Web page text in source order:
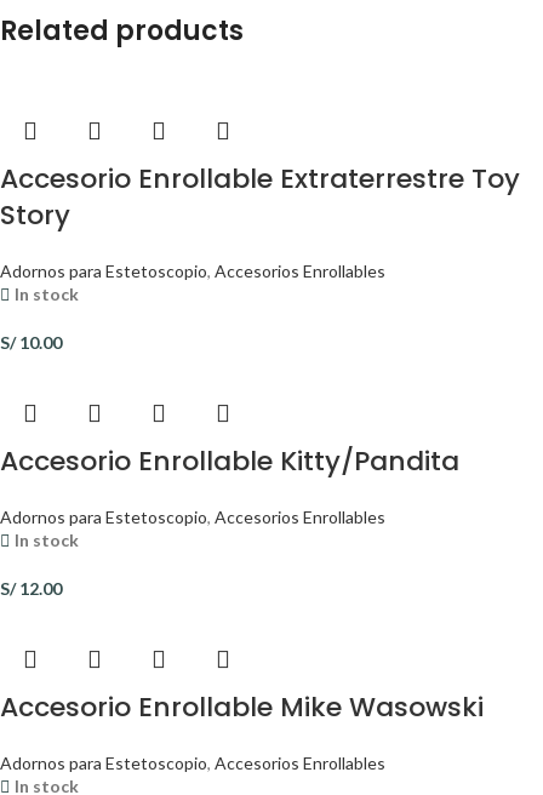
Related products
Accesorio Enrollable Extraterrestre Toy
Story
Adornos para Estetoscopio, Accesorios Enrollables
In stock
S/10.00
Accesorio Enrollable Kitty/Pandita
Adornos para Estetoscopio, Accesorios Enrollables
In stock
S/12.00
Accesorio Enrollable Mike Wasowski
Adornos para Estetoscopio, Accesorios Enrollables
In stock